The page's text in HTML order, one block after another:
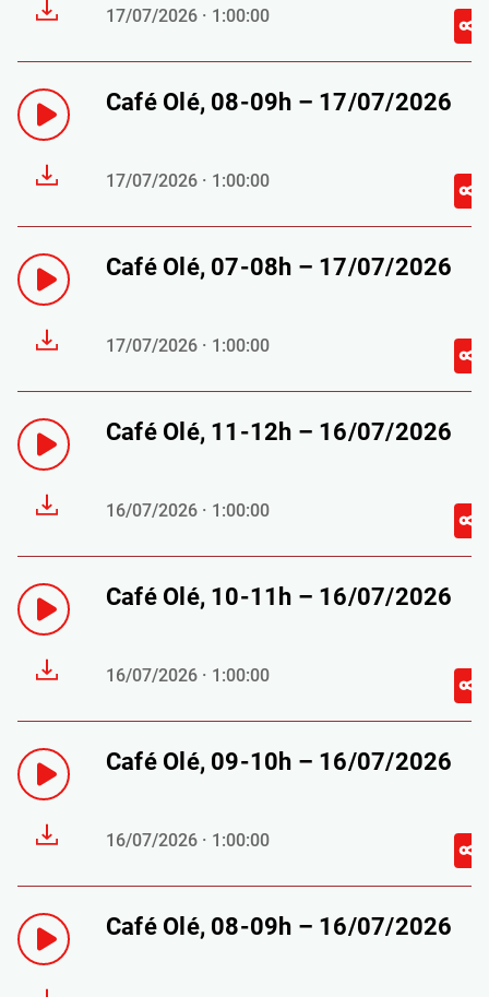
17/07/2026 · 1:00:00
Café Olé, 08-09h – 17/07/2026
17/07/2026 · 1:00:00
Café Olé, 07-08h – 17/07/2026
17/07/2026 · 1:00:00
Café Olé, 11-12h – 16/07/2026
16/07/2026 · 1:00:00
Café Olé, 10-11h – 16/07/2026
16/07/2026 · 1:00:00
Café Olé, 09-10h – 16/07/2026
16/07/2026 · 1:00:00
Café Olé, 08-09h – 16/07/2026